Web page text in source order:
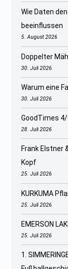
Wie Daten
beeinflussen
5. August 2026
Doppelter
30. Juli 2026
Warum eine
30. Juli 2026
GoodTimes
28. Juli 2026
Frank Elstner
Kopf
25. Juli 2026
KURKUMA
25. Juli 2026
EMERSON
25. Juli 2026
1.